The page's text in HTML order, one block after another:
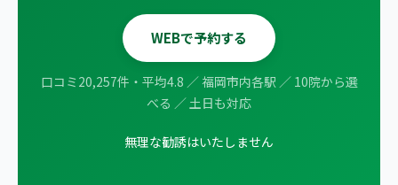
WEBで予約する
口コミ20,257件・平均4.8 ／ 福岡市内各駅 ／ 10院から選
べる ／ 土日も対応
無理な勧誘はいたしません